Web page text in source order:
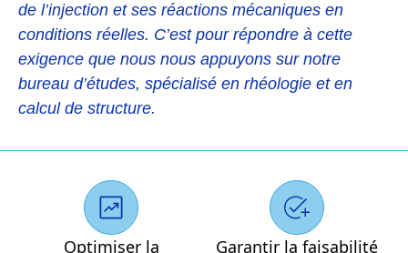
de l’injection et ses réactions mécaniques en
conditions réelles. C’est pour répondre à cette
exigence que nous nous appuyons sur notre
bureau d’études, spécialisé en rhéologie et en
calcul de structure.
Optimiser la
Garantir la faisabilité